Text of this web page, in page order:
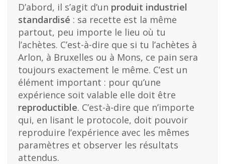
D’abord, il s’agit d’un produit industriel
standardisé : sa recette est la même
partout, peu importe le lieu où tu
l’achètes. C’est-à-dire que si tu l’achètes à
Arlon, à Bruxelles ou à Mons, ce pain sera
toujours exactement le même. C’est un
élément important : pour qu’une
expérience soit valable elle doit être
reproductible. C’est-à-dire que n’importe
qui, en lisant le protocole, doit pouvoir
reproduire l’expérience avec les mêmes
paramètres et observer les résultats
attendus.